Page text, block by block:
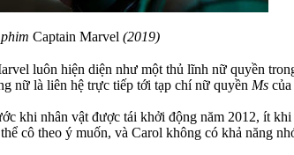
Captain Marvel (2019)
luôn hiện diện như một thủ lĩnh nữ quyền
nữ là liên hệ trực tiếp tới tạp chí nữ quyền Ms
nhân vật được tái khởi động năm 2012, ít khi
cô theo ý muốn, và Carol không có khả năng